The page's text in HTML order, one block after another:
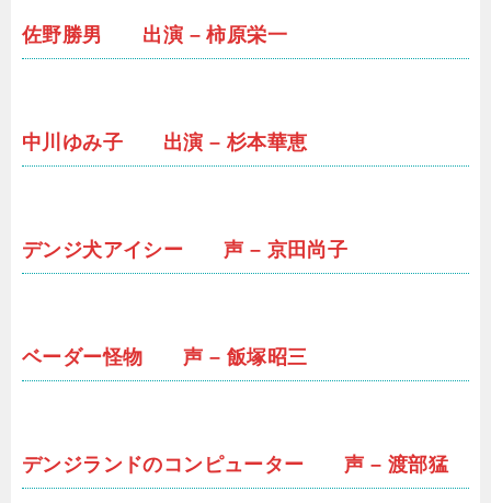
佐野勝男 出演 – 柿原栄一
中川ゆみ子 出演 – 杉本華恵
デンジ犬アイシー 声 – 京田尚子
ベーダー怪物 声 – 飯塚昭三
デンジランドのコンピューター 声 – 渡部猛